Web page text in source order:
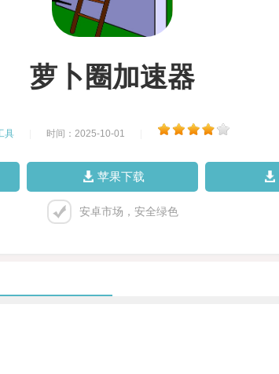
萝卜圈加速器
具 时间：2025-10-01
苹果下载
安卓市场，安全绿色